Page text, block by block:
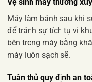
Vệ sinh máy thường
Máy làm bánh sau khi
để tránh sự tích tụ vi
bên trong máy bằng
máy luôn sạch sẽ.
Tuân thủ quy định an